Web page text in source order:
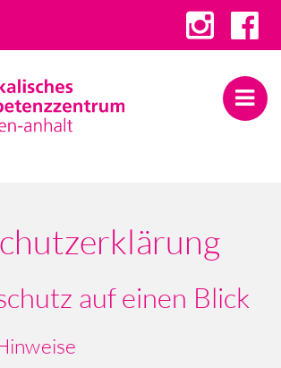
auf einen Blick